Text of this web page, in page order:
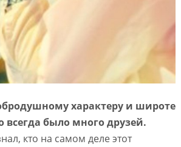
характеру и широте
всегда было много друзей.
кто на самом деле этот